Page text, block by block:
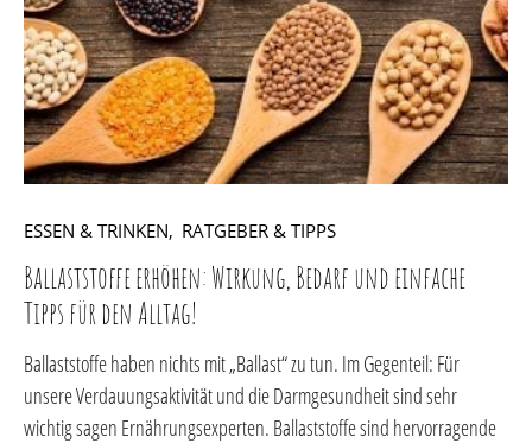
ESSEN & TRINKEN RATGEBER & TIPPS
Ballaststoffe erhöhen: Wirkung, Bedarf und einfache
Tipps für den Alltag!
Ballaststoffe haben nichts mit „Ballast“ zu tun. Im Gegenteil: Für
unsere Verdauungsaktivität und die Darmgesundheit sind sehr
wichtig sagen Ernährungsexperten. Ballaststoffe sind hervorragende